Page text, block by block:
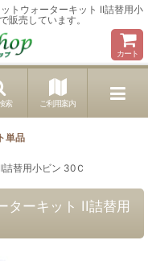
トウォーターキット II詰替用小
販売しています。
カート
索 ご利用案内
単品
詰替用小ビン 30Ｃ
ターキット II詰替用